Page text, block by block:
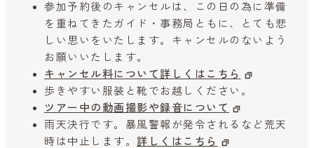
参加予約後のキャンセルは、この日の為に準備
を重ねてきたガイド・事務局ともに、とても悲
しい思いをいたします。キャンセルのないよう
お願いいたします。
キャンセル料について詳しくはこちら
歩きやすい服装と靴でお越しください。
ツアー中の動画撮影や録音について
雨天決行です。暴風警報が発令されるなど荒天
時は中止します。 詳しくはこちら